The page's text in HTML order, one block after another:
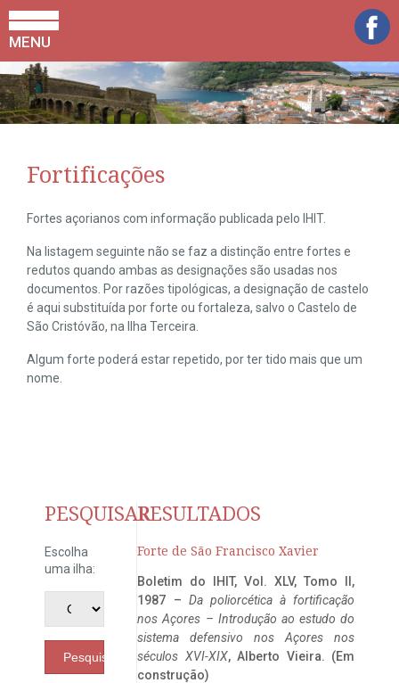
MENU
Fortificações
Fortes açorianos com informação publicada pelo IHIT.
Na listagem seguinte não se faz a distinção entre fortes e
redutos quando ambas as designações são usadas nos
documentos. Por razões tipológicas, a designação de castelo
é aqui substituída por forte ou fortaleza, salvo o Castelo de
São Cristóvão, na Ilha Terceira.
Algum forte poderá estar repetido, por ter tido mais que um
nome.
PESQUISAR
Escolha
uma ilha:
Pesquisar
RESULTADOS
Forte de São Francisco Xavier
Boletim do IHIT, Vol. XLV, Tomo II,
1987 – Da poliorcética à fortificação
nos Açores – Introdução ao estudo do
sistema defensivo nos Açores nos
séculos XVI-XIX, Alberto Vieira. (Em
construção)